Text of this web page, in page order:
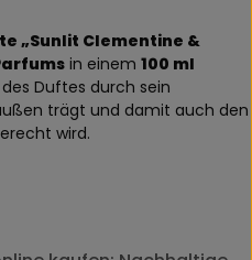
„Sunlit Clementine &
in einem 100 ml
Duftes durch sein
trägt und damit auch den
wird.